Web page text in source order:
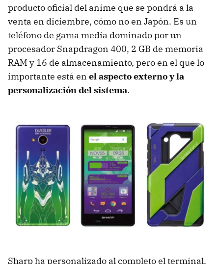
producto oficial del anime que se pondrá a la
venta en diciembre, cómo no en Japón. Es un
teléfono de gama media dominado por un
procesador Snapdragon 400, 2 GB de memoria
RAM y 16 de almacenamiento, pero en el que lo
importante está en el aspecto externo y la
personalización del sistema.
Sharp ha personalizado al completo el terminal,